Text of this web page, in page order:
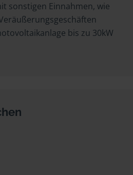
sonstigen Einnahmen, wie
bis zu 30kW